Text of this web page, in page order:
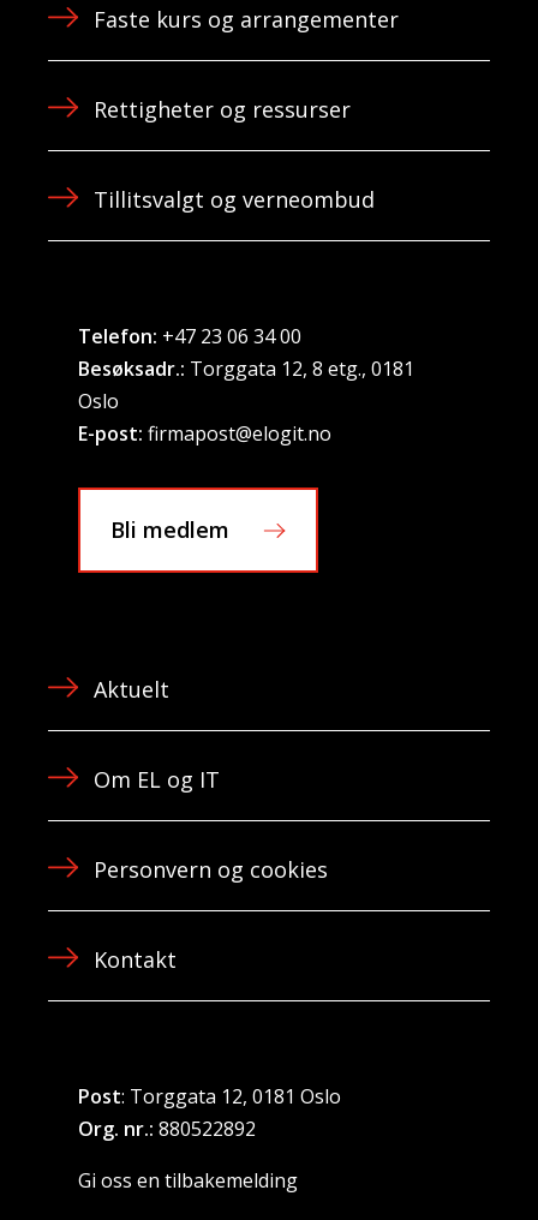
Faste kurs og arrangementer
Rettigheter og ressurser
Tillitsvalgt og verneombud
Telefon: +47 23 06 34 00
Besøksadr.: Torggata 12, 8 etg., 0181
Oslo
E-post: firmapost@elogit.no
Bli medlem
Aktuelt
Om EL og IT
Personvern og cookies
Kontakt
Post: Torggata 12, 0181 Oslo
Org. nr.: 880522892
Gi oss en tilbakemelding